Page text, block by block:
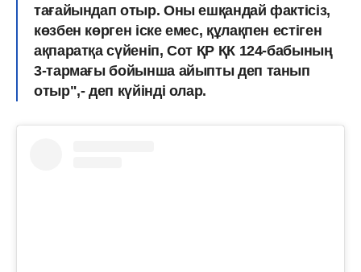
тағайындап отыр. Оны ешқандай фактісіз,
көзбен көрген іске емес, құлақпен естіген
ақпаратқа сүйеніп, Сот ҚР ҚК 124-бабының
3-тармағы бойынша айыпты деп танып
отыр",- деп күйінді олар.